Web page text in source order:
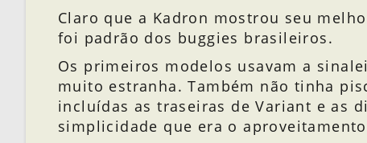
Claro que a Kadron mostrou seu
foi padrão dos buggies brasileiros.
Os primeiros modelos usavam a
muito estranha. Também não tinha
incluídas as traseiras de Variant e as
simplicidade que era o